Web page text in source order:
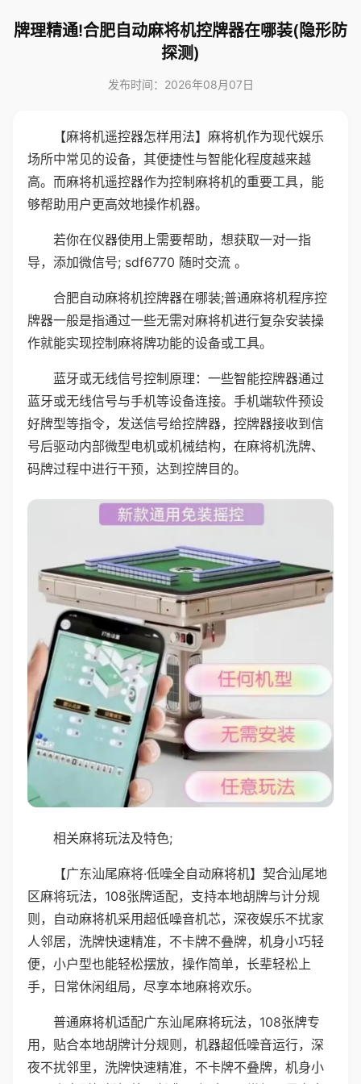
牌理精通!合肥自动麻将机控牌器在哪装(隐形防
探测)
发布时间：2026年08月07日
【麻将机遥控器怎样用法】麻将机作为现代娱乐
场所中常见的设备，其便捷性与智能化程度越来越
高。而麻将机遥控器作为控制麻将机的重要工具，能
够帮助用户更高效地操作机器。
若你在仪器使用上需要帮助，想获取一对一指
导，添加微信号; sdf6770 随时交流 。
合肥自动麻将机控牌器在哪装;普通麻将机程序控
牌器一般是指通过一些无需对麻将机进行复杂安装操
作就能实现控制麻将牌功能的设备或工具。
蓝牙或无线信号控制原理：一些智能控牌器通过
蓝牙或无线信号与手机等设备连接。手机端软件预设
好牌型等指令，发送信号给控牌器，控牌器接收到信
号后驱动内部微型电机或机械结构，在麻将机洗牌、
码牌过程中进行干预，达到控牌目的。
相关麻将玩法及特色;
【广东汕尾麻将·低噪全自动麻将机】契合汕尾地
区麻将玩法，108张牌适配，支持本地胡牌与计分规
则，自动麻将机采用超低噪音机芯，深夜娱乐不扰家
人邻居，洗牌快速精准，不卡牌不叠牌，机身小巧轻
便，小户型也能轻松摆放，操作简单，长辈轻松上
手，日常休闲组局，尽享本地麻将欢乐。
普通麻将机适配广东汕尾麻将玩法，108张牌专
用，贴合本地胡牌计分规则，机器超低噪音运行，深
夜不扰邻里，洗牌快速精准，不卡牌不叠牌，机身小